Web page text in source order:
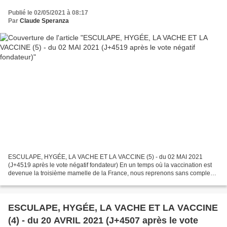
Publié le 02/05/2021 à 08:17
Par Claude Speranza
ESCULAPE, HYGÉE, LA VACHE ET LA VACCINE (5) - du 02 MAI 2021
(J+4519 après le vote négatif fondateur) En un temps où la vaccination est
devenue la troisième mamelle de la France, nous reprenons sans complexe
ESCULAPE, HYGÉE, LA VACHE ET LA VACCINE
(4) - du 20 AVRIL 2021 (J+4507 après le vote